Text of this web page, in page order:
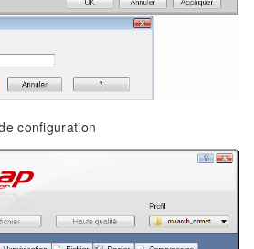
configuration